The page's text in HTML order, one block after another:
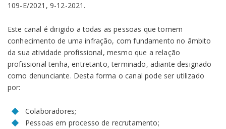
109-E/2021, 9-12-2021.
Este canal é dirigido a todas as pessoas que tomem
conhecimento de uma infração, com fundamento no âmbito
da sua atividade profissional, mesmo que a relação
profissional tenha, entretanto, terminado, adiante designado
como denunciante. Desta forma o canal pode ser utilizado
por:
Colaboradores;
Pessoas em processo de recrutamento;